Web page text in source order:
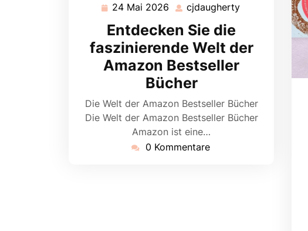
24 Mai 2026 24
2026
cjdaugherty cjdaugherty
Entdecken Sie die
faszinierende Welt der
Amazon Bestseller
Bücher
Die Welt der Amazon Bestseller Bücher
Die Welt der Amazon Bestseller Bücher
Amazon ist eine…
0 Kommentare